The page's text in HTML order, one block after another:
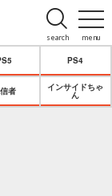
menu
search
PS4
者
インサイドちゃ
ん